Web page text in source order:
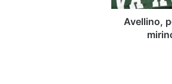
Aiello:
Avellino,